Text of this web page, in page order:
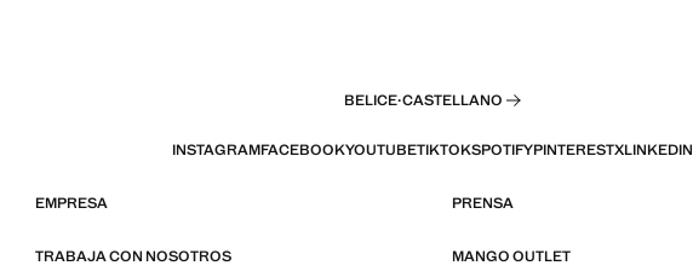
BELICE·CASTELLANO
INSTAGRAMFACEBOOKYOUTUBETIKTOKSPOTIFYPINTERESTXLINKEDIN
EMPRESA PRENSA
TRABAJA CON NOSOTROS MANGO OUTLET